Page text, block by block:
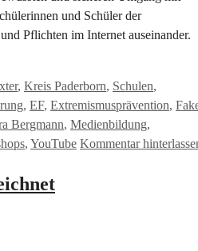
und Schüler der
Pflichten im Internet auseinander.
, Kreis Paderborn, Schulen,
, EF, Extremismusprävention,
Bergmann, Medienbildung,
, YouTube Kommentar